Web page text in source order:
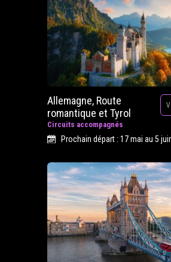
Allemagne, Route
romantique et Tyrol
Circuits accompagnés
Prochain départ : 17 mai au 5